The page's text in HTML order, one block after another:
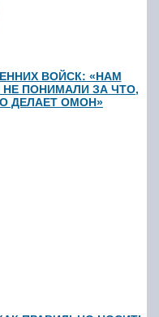
ВОЙСК: «НАМ
ПОНИМАЛИ ЗА ЧТО,
ДЕЛАЕТ ОМОН»